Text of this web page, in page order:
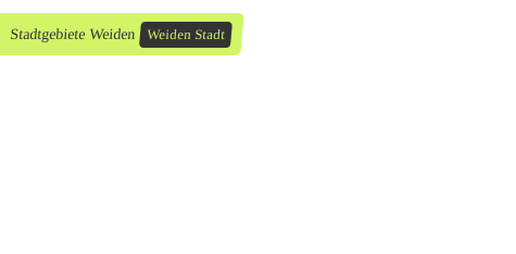
Stadtgebiete Weiden Weiden Stadt